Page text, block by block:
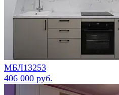
МБЛ13253
406 000 руб.